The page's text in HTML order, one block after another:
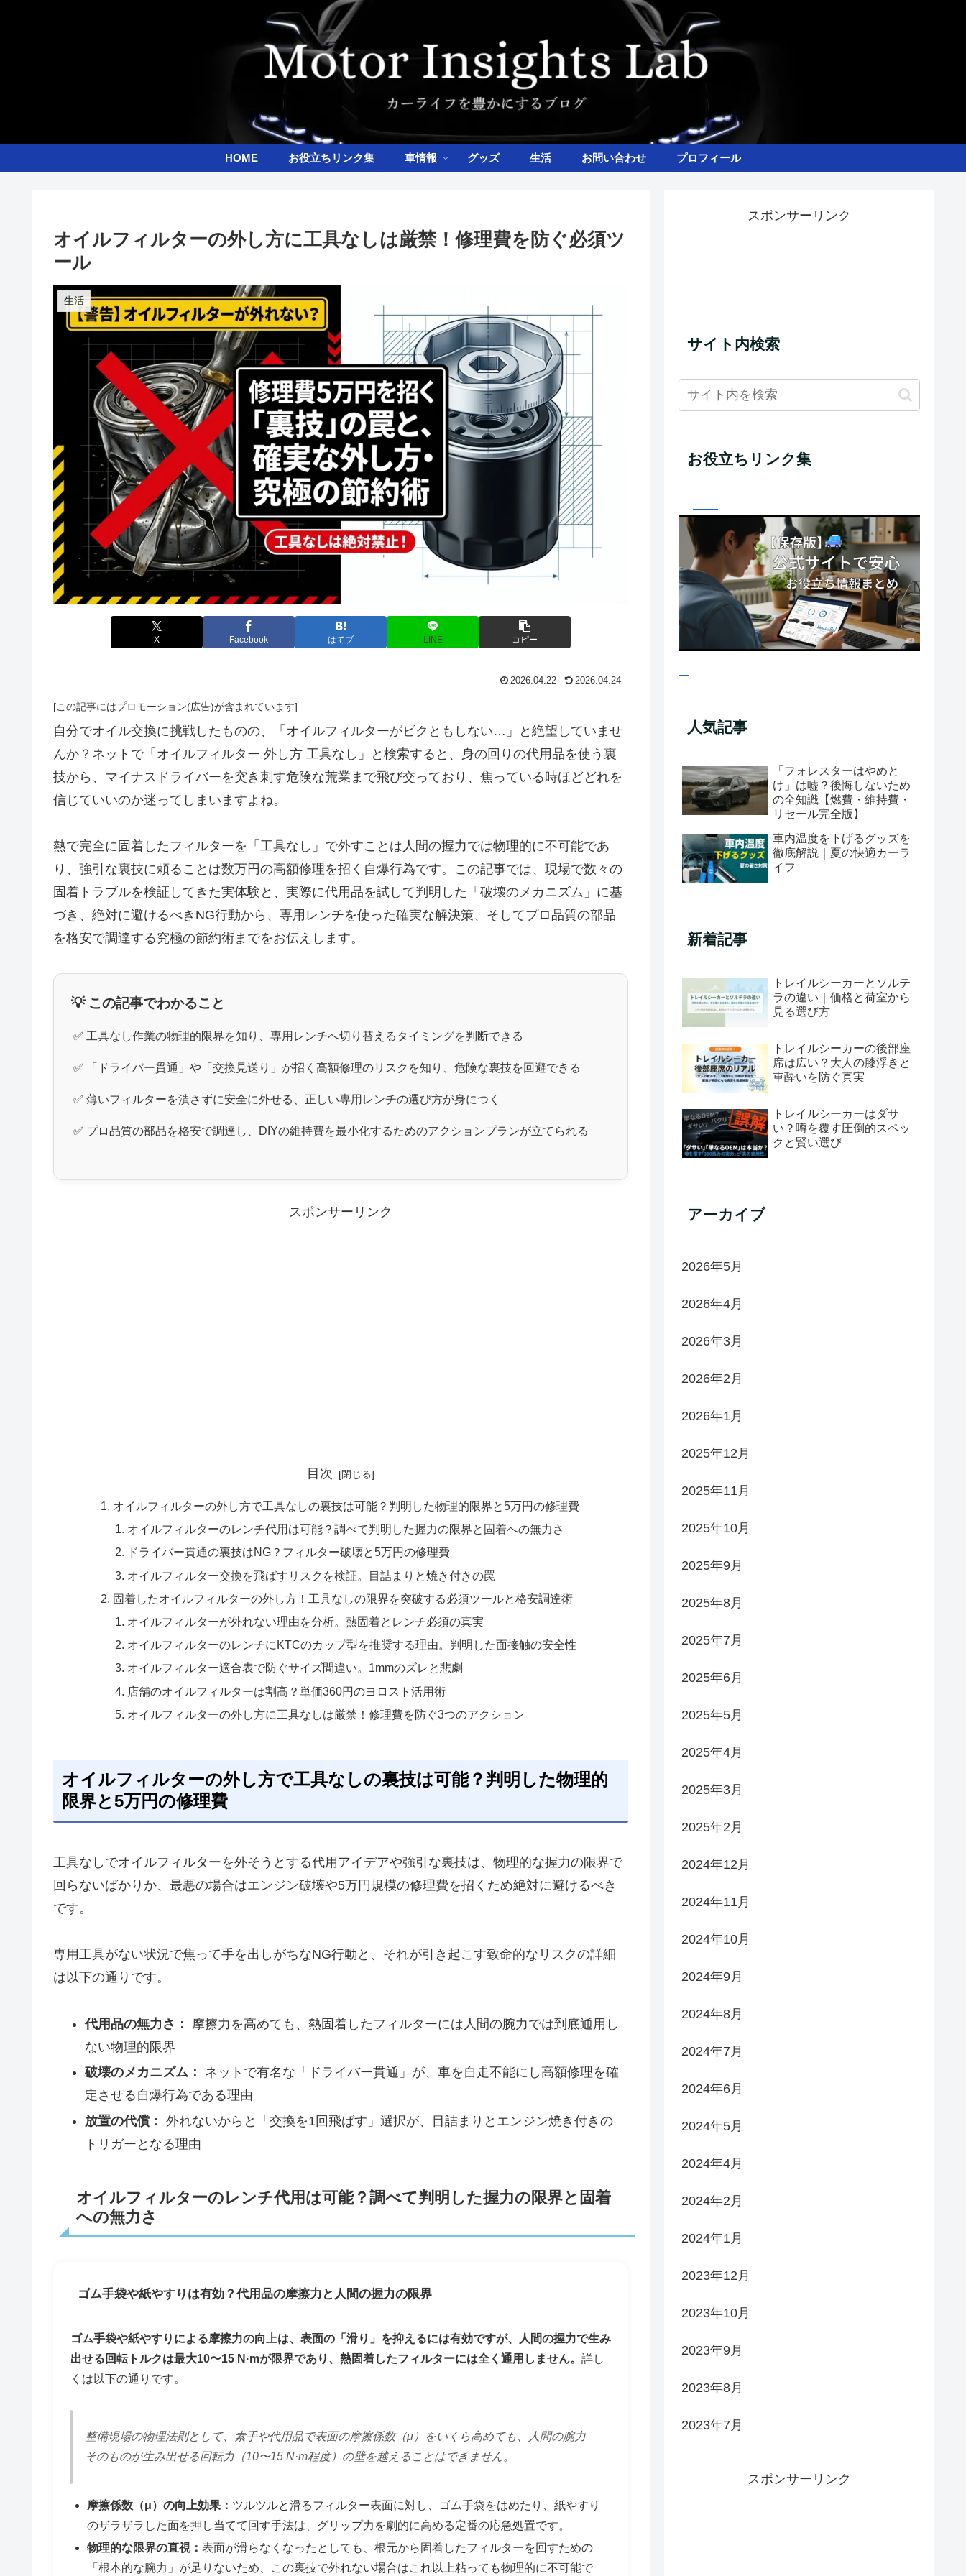
HOME お役立ちリンク集 車情報 グッズ 生活 お問い合わせ プロフィール
オイルフィルターの外し方に工具なしは厳禁！修理費を防ぐ必須ツ
ール
生活
X Facebook はてブ LINE コピー
2026.04.22 2026.04.24
[この記事にはプロモーション(広告)が含まれています]
自分でオイル交換に挑戦したものの、「オイルフィルターがビクともしない…」と絶望していませ
んか？ネットで「オイルフィルター 外し方 工具なし」と検索すると、身の回りの代用品を使う裏
技から、マイナスドライバーを突き刺す危険な荒業まで飛び交っており、焦っている時ほどどれを
信じていいのか迷ってしまいますよね。
熱で完全に固着したフィルターを「工具なし」で外すことは人間の握力では物理的に不可能であ
り、強引な裏技に頼ることは数万円の高額修理を招く自爆行為です。この記事では、現場で数々の
固着トラブルを検証してきた実体験と、実際に代用品を試して判明した「破壊のメカニズム」に基
づき、絶対に避けるべきNG行動から、専用レンチを使った確実な解決策、そしてプロ品質の部品
を格安で調達する究極の節約術までをお伝えします。
💡 この記事でわかること
✅ 工具なし作業の物理的限界を知り、専用レンチへ切り替えるタイミングを判断できる
✅ 「ドライバー貫通」や「交換見送り」が招く高額修理のリスクを知り、危険な裏技を回避できる
✅ 薄いフィルターを潰さずに安全に外せる、正しい専用レンチの選び方が身につく
✅ プロ品質の部品を格安で調達し、DIYの維持費を最小化するためのアクションプランが立てられる
スポンサーリンク
目次
オイルフィルターの外し方で工具なしの裏技は可能？判明した物理的限界と5万円の修理費
オイルフィルターのレンチ代用は可能？調べて判明した握力の限界と固着への無力さ
ドライバー貫通の裏技はNG？フィルター破壊と5万円の修理費
オイルフィルター交換を飛ばすリスクを検証。目詰まりと焼き付きの罠
固着したオイルフィルターの外し方！工具なしの限界を突破する必須ツールと格安調達術
オイルフィルターが外れない理由を分析。熱固着とレンチ必須の真実
オイルフィルターのレンチにKTCのカップ型を推奨する理由。判明した面接触の安全性
オイルフィルター適合表で防ぐサイズ間違い。1mmのズレと悲劇
店舗のオイルフィルターは割高？単価360円のヨロスト活用術
オイルフィルターの外し方に工具なしは厳禁！修理費を防ぐ3つのアクション
オイルフィルターの外し方で工具なしの裏技は可能？判明した物理的
限界と5万円の修理費
工具なしでオイルフィルターを外そうとする代用アイデアや強引な裏技は、物理的な握力の限界で
回らないばかりか、最悪の場合はエンジン破壊や5万円規模の修理費を招くため絶対に避けるべき
です。
専用工具がない状況で焦って手を出しがちなNG行動と、それが引き起こす致命的なリスクの詳細
は以下の通りです。
代用品の無力さ：
摩擦力を高めても、熱固着したフィルターには人間の腕力では到底通用し
ない物理的限界
破壊のメカニズム：
ネットで有名な「ドライバー貫通」が、車を自走不能にし高額修理を確
定させる自爆行為である理由
放置の代償： 外れないからと「交換を1回飛ばす」選択が、目詰まりとエンジン焼き付きの
トリガーとなる理由
オイルフィルターのレンチ代用は可能？調べて判明した握力の限界と固着
への無力さ
ゴム手袋や紙やすりは有効？代用品の摩擦力と人間の握力の限界
ゴム手袋や紙やすりによる摩擦力の向上は、表面の「滑り」を抑えるには有効ですが、人間の握力で生み
出せる回転トルクは最大10〜15 N·mが限界であり、熱固着したフィルターには全く通用しません。 詳し
くは以下の通りです。
整備現場の物理法則として、素手や代用品で表面の摩擦係数（μ）をいくら高めても、人間の腕力
そのものが生み出せる回転力（10〜15 N·m程度）の壁を越えることはできません。
摩擦係数（μ）の向上効果： ツルツルと滑るフィルター表面に対し、ゴム手袋をはめたり、紙やすり
のザラザラした面を押し当てて回す手法は、グリップ力を劇的に高める定番の応急処置です。
物理的な限界の直視：表面が滑らなくなったとしても、根元から固着したフィルターを回すための
「根本的な腕力」が足りないため、この裏技で外れない場合はこれ以上粘っても物理的に不可能で
スポンサーリンク
サイト内検索
お役立ちリンク集
人気記事
「フォレスターはやめと
け」は嘘？後悔しないため
の全知識【燃費・維持費・
リセール完全版】
車内温度を下げるグッズを
徹底解説｜夏の快適カーラ
イフ
新着記事
トレイルシーカーとソルテ
ラの違い｜価格と荷室から
見る選び方
トレイルシーカーの後部座
席は広い？大人の膝浮きと
車酔いを防ぐ真実
トレイルシーカーはダサ
い？噂を覆す圧倒的スペッ
クと賢い選び
アーカイブ
2026年5月
2026年4月
2026年3月
2026年2月
2026年1月
2025年12月
2025年11月
2025年10月
2025年9月
2025年8月
2025年7月
2025年6月
2025年5月
2025年4月
2025年3月
2025年2月
2024年12月
2024年11月
2024年10月
2024年9月
2024年8月
2024年7月
2024年6月
2024年5月
2024年4月
2024年2月
2024年1月
2023年12月
2023年10月
2023年9月
2023年8月
2023年7月
スポンサーリンク